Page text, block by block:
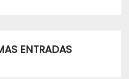
ENTRADAS